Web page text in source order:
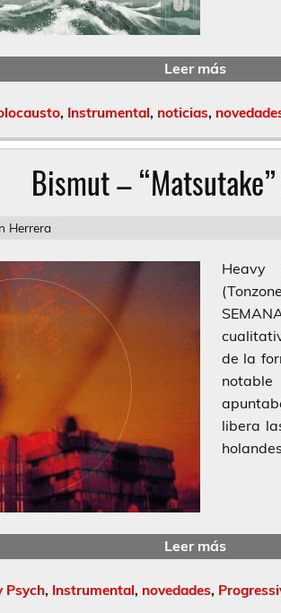
Leer más
, Instrumental, noticias,
Bismut –
Herrera
Heavy
de la
libera
Leer más
Psych, Instrumental, novedades,